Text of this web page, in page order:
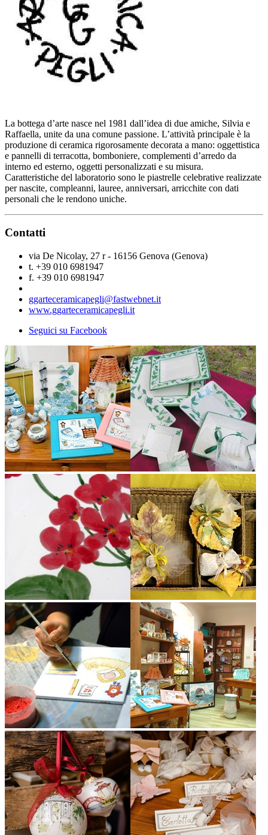
La bottega d’arte nasce nel 1981 dall’idea di due amiche, Silvia e
Raffaella, unite da una comune passione. L’attività principale è la
produzione di ceramica rigorosamente decorata a mano: oggettistica
e pannelli di terracotta, bomboniere, complementi d’arredo da
interno ed esterno, oggetti personalizzati e su misura.
Caratteristiche del laboratorio sono le piastrelle celebrative realizzate
per nascite, compleanni, lauree, anniversari, arricchite con dati
personali che le rendono uniche.
Contatti
via De Nicolay, 27 r - 16156 Genova (Genova)
t. +39 010 6981947
f. +39 010 6981947
ggarteceramicapegli@fastwebnet.it
www.ggarteceramicapegli.it
Seguici su Facebook